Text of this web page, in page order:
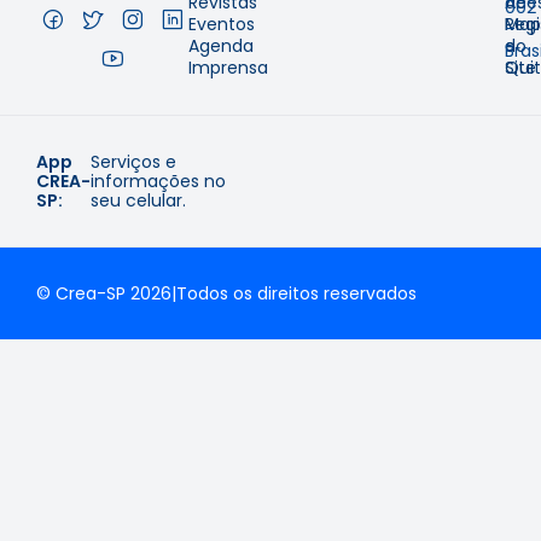
Eventos
Agenda
Imprensa
e
do
Site
002
–
App
CREA-
SP:
Serviços e
informações no
seu celular.
© Crea-SP 2026|Todos os direitos reservados